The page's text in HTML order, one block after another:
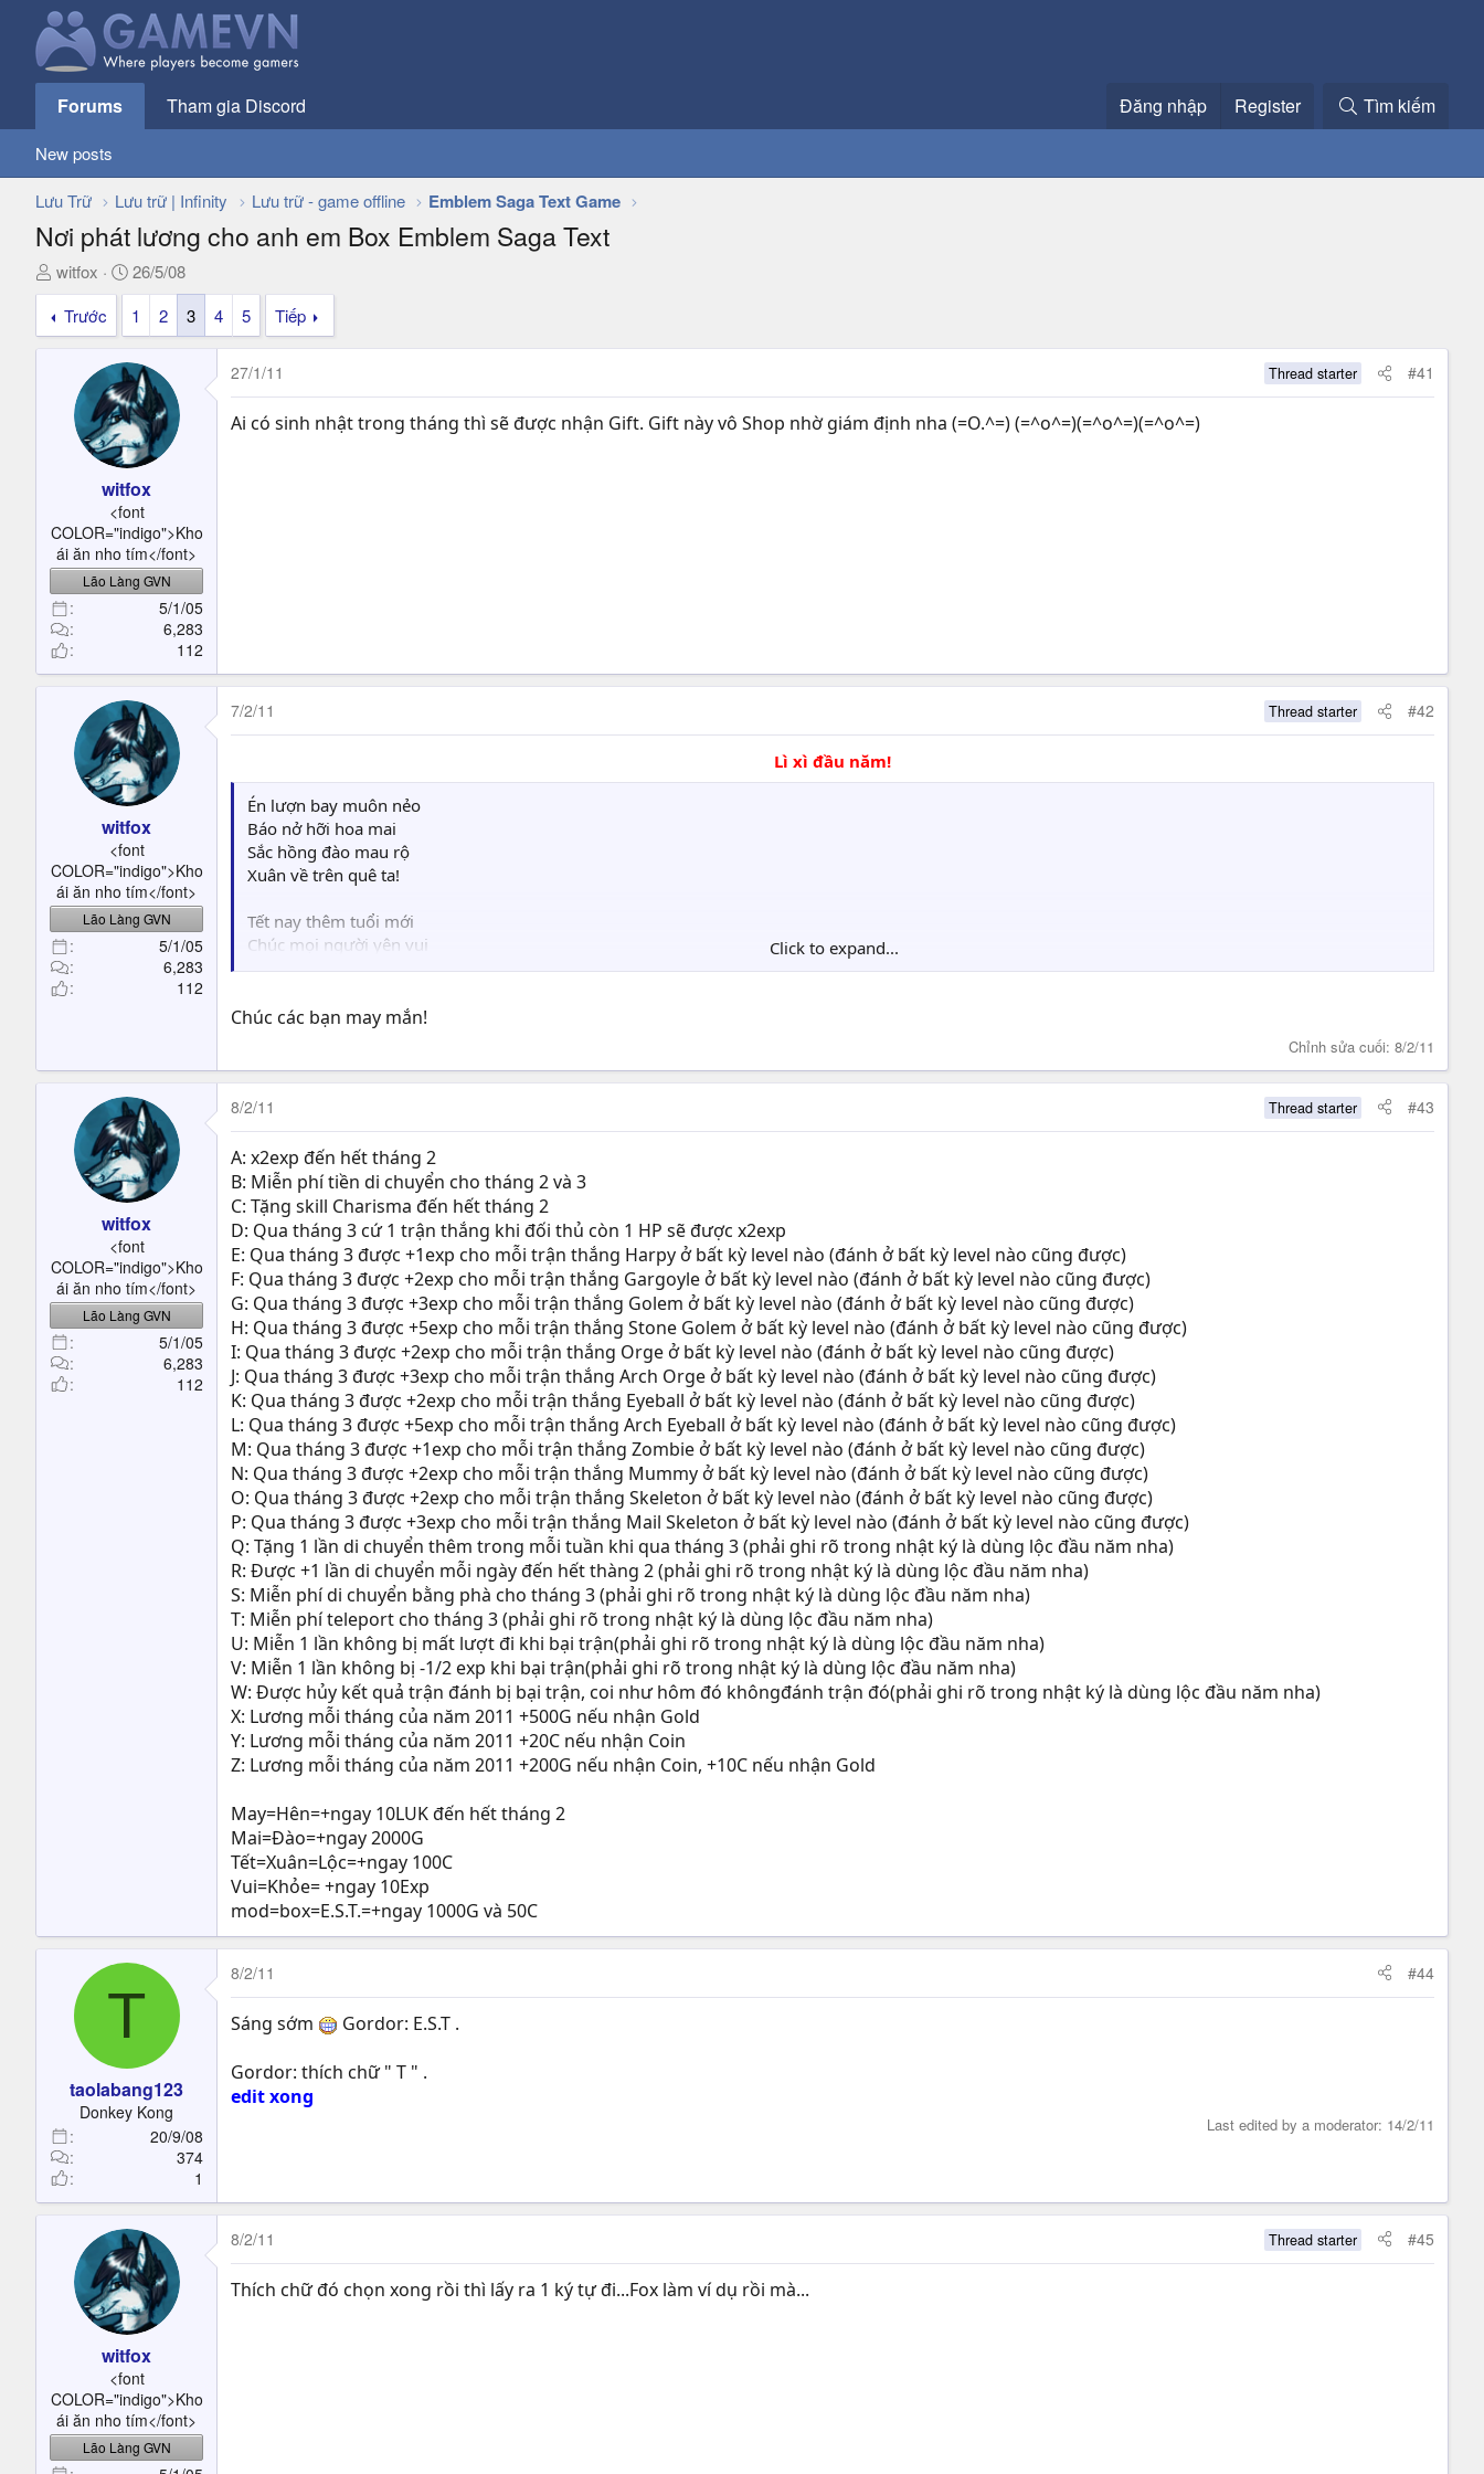
Forums Tham gia Discord Đăng nhập Register Tìm kiếm
New posts
Lưu Trữ Lưu trữ | Infinity Lưu trữ - game offline Emblem Saga Text Game
Nơi phát lương cho anh em Box Emblem Saga Text
T
h
e
e
r
witfox
N
g
à
y
g
ử
i
26/5/08
Trước
1 2 3 4 5 Tiếp
witfox
<font
COLOR="indigo">Kho
ái ăn nho tím</font>
Lão Làng GVN
5/1/05
6,283
112
27/1/11 Thread starter #41
Ai có sinh nhật trong tháng thì sẽ được nhận Gift. Gift này vô Shop nhờ giám định nha (=O.^=) (=^o^=)(=^o^=)(=^o^=)
witfox
<font
COLOR="indigo">Kho
ái ăn nho tím</font>
Lão Làng GVN
5/1/05
6,283
112
7/2/11 Thread starter #42
Lì xì đầu năm!
Én lượn bay muôn nẻo
Báo nở hỡi hoa mai
Sắc hồng đào mau rộ
Xuân về trên quê ta!
Tết nay thêm tuổi mới
Chúc mọi người yên vui
Dồi dào hơn sức khỏe
Lì xì cho các bạn
Những món lộc lấy hên
Thể thức rất đơn giản
Mỗi bạn hãy chọn ra
Thấy mình thích chữ nào
Thì ghi ngay một chữ
Nếu điều gì thắc mắc
Qua bênThông báo xem
Fox ghi rõ bên đó
Cứ từ từ mà ngẫm.
Click to expand...
Chúc các bạn may mắn!
Chỉnh sửa cuối: 8/2/11
witfox
<font
COLOR="indigo">Kho
ái ăn nho tím</font>
Lão Làng GVN
5/1/05
6,283
112
8/2/11 Thread starter #43
A: x2exp đến hết tháng 2
B: Miễn phí tiền di chuyển cho tháng 2 và 3
C: Tặng skill Charisma đến hết tháng 2
D: Qua tháng 3 cứ 1 trận thắng khi đối thủ còn 1 HP sẽ được x2exp
E: Qua tháng 3 được +1exp cho mỗi trận thắng Harpy ở bất kỳ level nào (đánh ở bất kỳ level nào cũng được)
F: Qua tháng 3 được +2exp cho mỗi trận thắng Gargoyle ở bất kỳ level nào (đánh ở bất kỳ level nào cũng được)
G: Qua tháng 3 được +3exp cho mỗi trận thắng Golem ở bất kỳ level nào (đánh ở bất kỳ level nào cũng được)
H: Qua tháng 3 được +5exp cho mỗi trận thắng Stone Golem ở bất kỳ level nào (đánh ở bất kỳ level nào cũng được)
I: Qua tháng 3 được +2exp cho mỗi trận thắng Orge ở bất kỳ level nào (đánh ở bất kỳ level nào cũng được)
J: Qua tháng 3 được +3exp cho mỗi trận thắng Arch Orge ở bất kỳ level nào (đánh ở bất kỳ level nào cũng được)
K: Qua tháng 3 được +2exp cho mỗi trận thắng Eyeball ở bất kỳ level nào (đánh ở bất kỳ level nào cũng được)
L: Qua tháng 3 được +5exp cho mỗi trận thắng Arch Eyeball ở bất kỳ level nào (đánh ở bất kỳ level nào cũng được)
M: Qua tháng 3 được +1exp cho mỗi trận thắng Zombie ở bất kỳ level nào (đánh ở bất kỳ level nào cũng được)
N: Qua tháng 3 được +2exp cho mỗi trận thắng Mummy ở bất kỳ level nào (đánh ở bất kỳ level nào cũng được)
O: Qua tháng 3 được +2exp cho mỗi trận thắng Skeleton ở bất kỳ level nào (đánh ở bất kỳ level nào cũng được)
P: Qua tháng 3 được +3exp cho mỗi trận thắng Mail Skeleton ở bất kỳ level nào (đánh ở bất kỳ level nào cũng được)
Q: Tặng 1 lần di chuyển thêm trong mỗi tuần khi qua tháng 3 (phải ghi rõ trong nhật ký là dùng lộc đầu năm nha)
R: Được +1 lần di chuyển mỗi ngày đến hết thàng 2 (phải ghi rõ trong nhật ký là dùng lộc đầu năm nha)
S: Miễn phí di chuyển bằng phà cho tháng 3 (phải ghi rõ trong nhật ký là dùng lộc đầu năm nha)
T: Miễn phí teleport cho tháng 3 (phải ghi rõ trong nhật ký là dùng lộc đầu năm nha)
U: Miễn 1 lần không bị mất lượt đi khi bại trận(phải ghi rõ trong nhật ký là dùng lộc đầu năm nha)
V: Miễn 1 lần không bị -1/2 exp khi bại trận(phải ghi rõ trong nhật ký là dùng lộc đầu năm nha)
W: Được hủy kết quả trận đánh bị bại trận, coi như hôm đó khôngđánh trận đó(phải ghi rõ trong nhật ký là dùng lộc đầu năm nha)
X: Lương mỗi tháng của năm 2011 +500G nếu nhận Gold
Y: Lương mỗi tháng của năm 2011 +20C nếu nhận Coin
Z: Lương mỗi tháng của năm 2011 +200G nếu nhận Coin, +10C nếu nhận Gold
May=Hên=+ngay 10LUK đến hết tháng 2
Mai=Đào=+ngay 2000G
Tết=Xuân=Lộc=+ngay 100C
Vui=Khỏe= +ngay 10Exp
mod=box=E.S.T.=+ngay 1000G và 50C
T
taolabang123
Donkey Kong
20/9/08
374
1
8/2/11 #44
Sáng sớm
Gordor: E.S.T .
Gordor: thích chữ " T " .
edit xong
Last edited by a moderator: 14/2/11
witfox
<font
COLOR="indigo">Kho
ái ăn nho tím</font>
Lão Làng GVN
8/2/11 Thread starter #45
Thích chữ đó chọn xong rồi thì lấy ra 1 ký tự đi...Fox làm ví dụ rồi mà...